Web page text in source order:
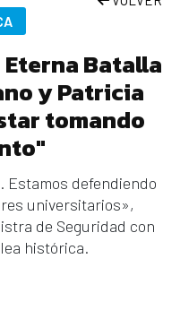
Eterna Batalla
y Patricia
tomando
Estamos defendiendo
universitarios»,
de Seguridad con
histórica.